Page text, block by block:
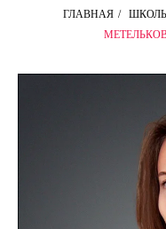
ГЛАВНАЯ /